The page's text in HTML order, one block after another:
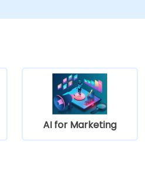
AI for Marketing